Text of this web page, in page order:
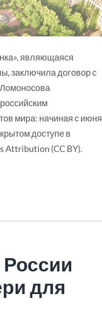
являющаяся
заключила договор с
мира: начиная с июня
доступе в
Attribution (CC BY).
для